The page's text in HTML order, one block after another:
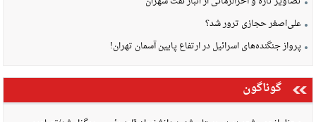
علی‌اصغر حجازی ترور شد؟
پرواز جنگنده‌های اسرائیل در ارتفاع پایین آسمان تهران!
گوناگون